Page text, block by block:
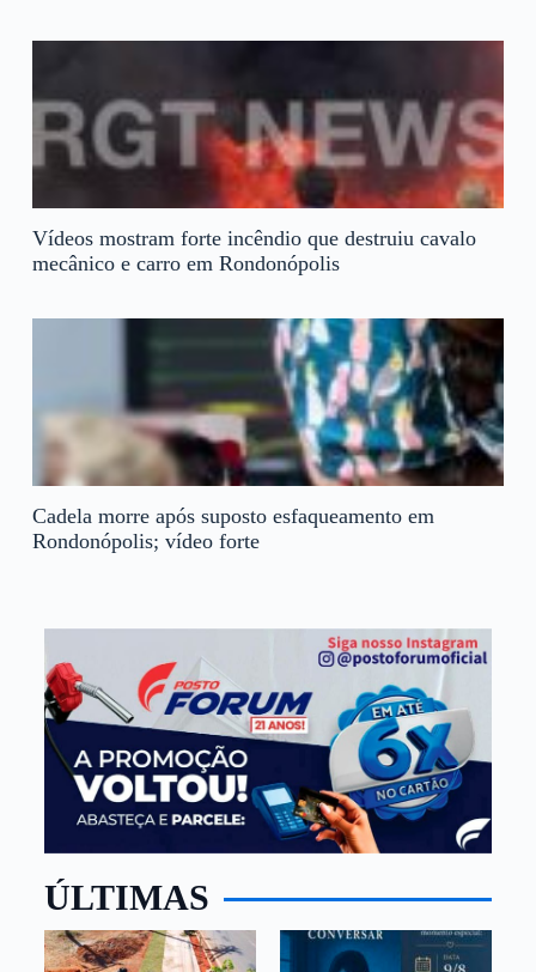
Vídeos mostram forte incêndio que destruiu cavalo
mecânico e carro em Rondonópolis
Cadela morre após suposto esfaqueamento em
Rondonópolis; vídeo forte
ÚLTIMAS